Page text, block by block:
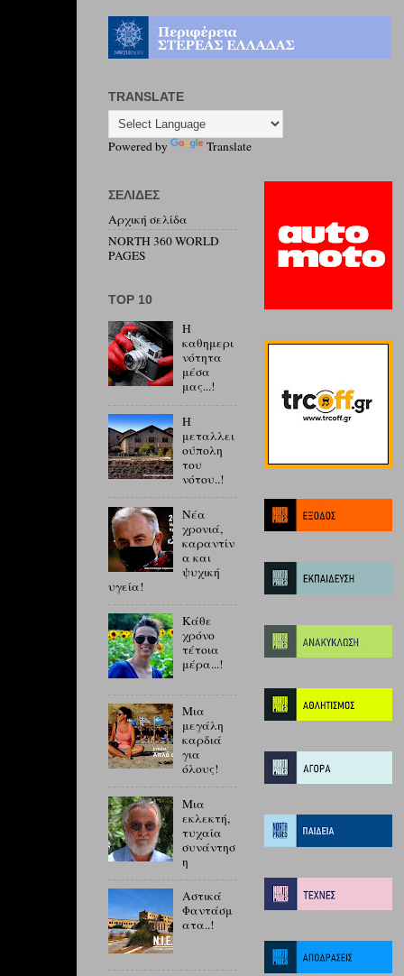
TRANSLATE
Powered by Translate
ΣΕΛΊΔΕΣ
Αρχική σελίδα
NORTH 360 WORLD
PAGES
ΤΟP 10
Η
καθημερι
νότητα
μέσα
μας...!
Η
μεταλλει
ούπολη
του
νότου..!
Νέα
χρονιά,
καραντίν
α και
ψυχική
υγεία!
Κάθε
χρόνο
τέτοια
μέρα...!
Μια
μεγάλη
καρδιά
για
όλους!
Μια
εκλεκτή,
τυχαία
συνάντησ
η
Αστικά
Φαντάσμ
ατα..!